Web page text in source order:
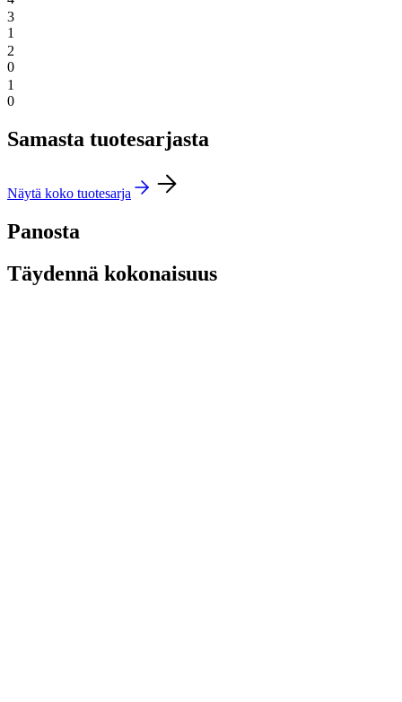
3
1
2
0
1
0
Samasta tuotesarjasta
Näytä koko tuotesarja
Panosta
Täydennä kokonaisuus